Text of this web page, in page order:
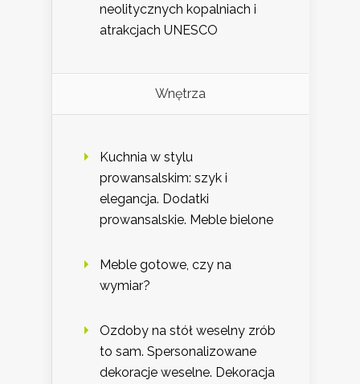
neolitycznych kopalniach i
atrakcjach UNESCO
Wnętrza
Kuchnia w stylu
prowansalskim: szyk i
elegancja. Dodatki
prowansalskie. Meble bielone
Meble gotowe, czy na
wymiar?
Ozdoby na stół weselny zrób
to sam. Spersonalizowane
dekoracje weselne. Dekoracja